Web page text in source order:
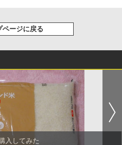
ページに戻る
入してみた